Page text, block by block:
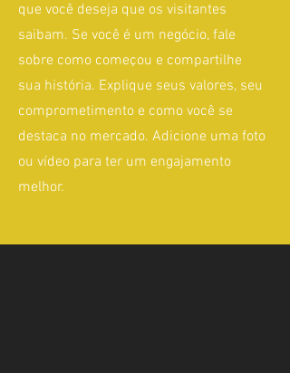
que você deseja que os visitantes
saibam. Se você é um negócio, fale
sobre como começou e compartilhe
sua história. Explique seus valores, seu
comprometimento e como você se
destaca no mercado. Adicione uma foto
ou vídeo para ter um engajamento
melhor.